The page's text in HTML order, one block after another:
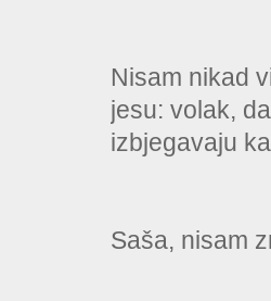
Nisam nikad
jesu: volak,
izbjegavaju
Saša, nisam